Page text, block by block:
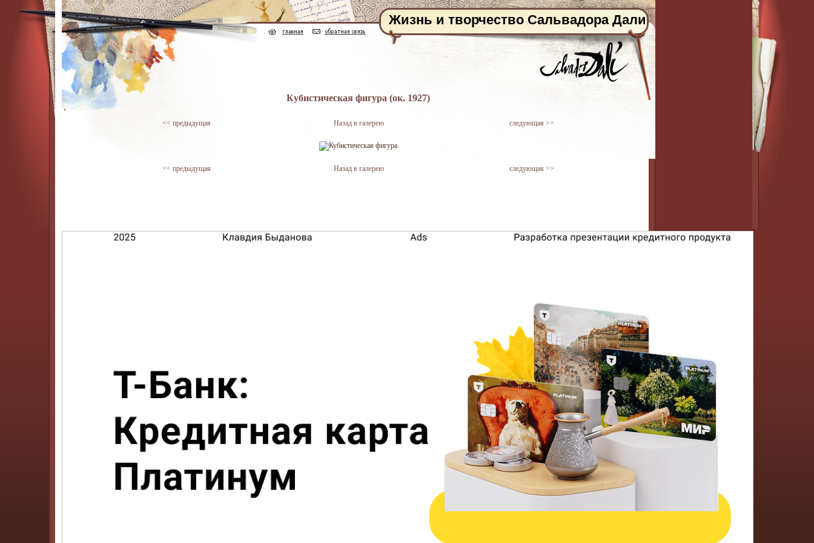
Жизнь и творчество Сальвадора Дали
Кубистическая фигура (ок. 1927)
<< предыдущая Назад в галерею следующая >>
<< предыдущая Назад в галерею следующая >>